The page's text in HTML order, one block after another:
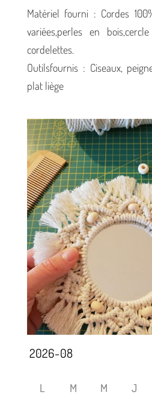
Matériel fourni : Cordes
variées,perles en
cordelettes.
Outilsfournis : Ciseaux,
plat liège
L M M J